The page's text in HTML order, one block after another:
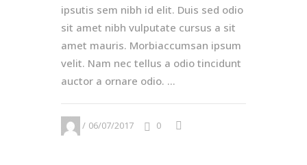
ipsutis sem nibh id elit. Duis sed odio
sit amet nibh vulputate cursus a sit
amet mauris. Morbiaccumsan ipsum
velit. Nam nec tellus a odio tincidunt
auctor a ornare odio. ...
06/07/2017 0